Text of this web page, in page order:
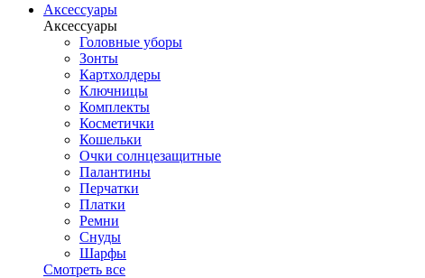
Аксессуары
Аксессуары
Головные уборы
Зонты
Картхолдеры
Ключницы
Комплекты
Косметички
Кошельки
Очки солнцезащитные
Палантины
Перчатки
Платки
Ремни
Снуды
Шарфы
Смотреть все